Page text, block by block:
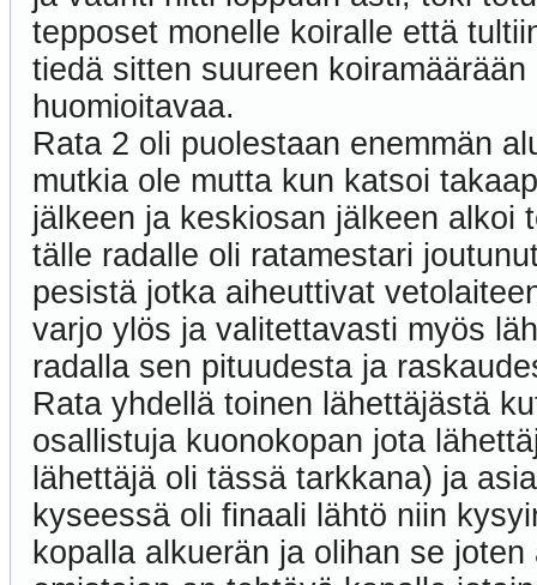
tepposet monelle koiralle että
tiedä sitten suureen
huomioitavaa.
Rata 2 oli puolestaan enemmän
mutkia ole mutta kun katsoi
jälkeen ja keskiosan jälkeen alkoi
tälle radalle oli ratamestari
pesistä jotka aiheuttivat
varjo ylös ja valitettavasti myös
radalla sen pituudesta ja
Rata yhdellä toinen lähettäjästä
osallistuja kuonokopan jota
lähettäjä oli tässä tarkkana) ja
kyseessä oli finaali lähtö niin
kopalla alkuerän ja olihan se